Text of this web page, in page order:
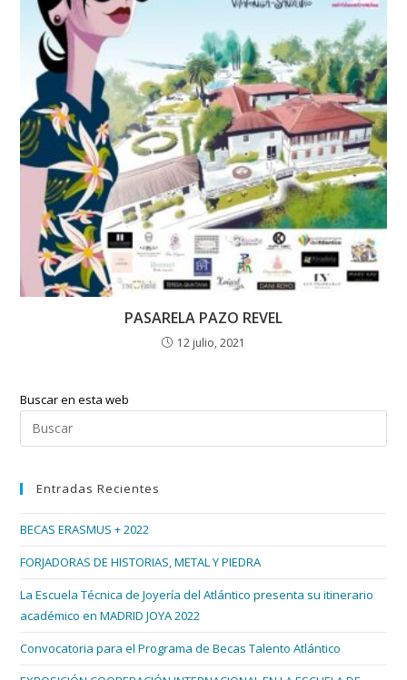
PASARELA PAZO REVEL
12 julio, 2021
Buscar en esta web
Entradas Recientes
BECAS ERASMUS + 2022
FORJADORAS DE HISTORIAS, METAL Y PIEDRA
La Escuela Técnica de Joyería del Atlántico presenta su itinerario
académico en MADRID JOYA 2022
Convocatoria para el Programa de Becas Talento Atlántico